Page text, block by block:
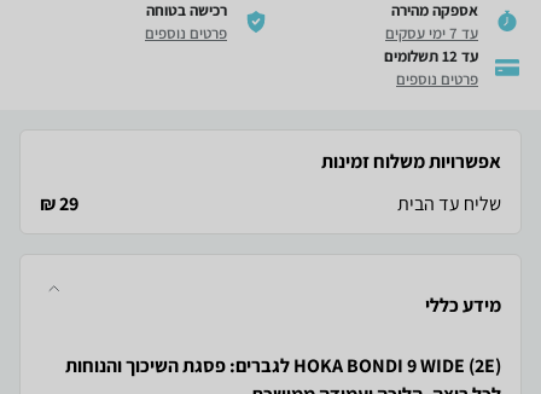
אספקה מהירה
עד 7 ימי עסקים
רכישה בטוחה
פרטים נוספים
עד 12 תשלומים
פרטים נוספים
אפשרויות משלוח זמינות
שליח עד הבית
29 ₪
מידע כללי
HOKA BONDI 9 WIDE (2E) לגברים: פסגת השיכוך והנוחות